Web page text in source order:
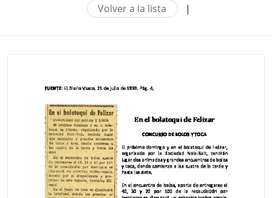
Volver a la lista |